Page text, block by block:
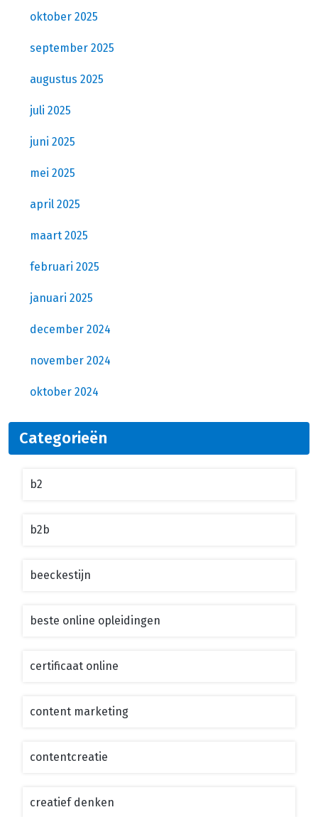
oktober 2025
september 2025
augustus 2025
juli 2025
juni 2025
mei 2025
april 2025
maart 2025
februari 2025
januari 2025
december 2024
november 2024
oktober 2024
Categorieën
b2
b2b
beeckestijn
beste online opleidingen
certificaat online
content marketing
contentcreatie
creatief denken